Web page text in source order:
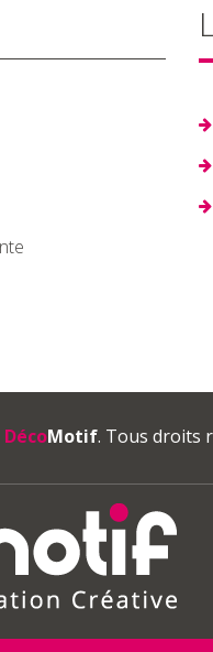
DécoMotif. Tous droits